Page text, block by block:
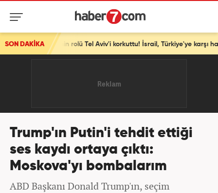
SON DAKİKA
rolü Tel Aviv'i korkuttu! İsrail, Türkiye'ye karşı harekete geçti!
Trump'ın Putin'i tehdit ettiği
ses kaydı ortaya çıktı:
Moskova'yı bombalarım
ABD Başkanı Donald Trump'ın, seçim